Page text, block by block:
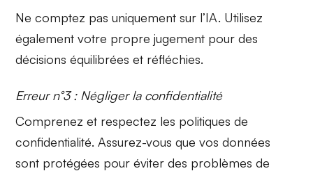
Ne comptez pas uniquement sur l’IA. Utilisez
également votre proprejugement pour des
décisions équilibrées et réfléchies.
Erreur n°3 : Négliger la confidentialité
Comprenez et respectez les politiques de
confidentialité. Assurez-vous que vos données
sont protégées pour éviter des problèmes de